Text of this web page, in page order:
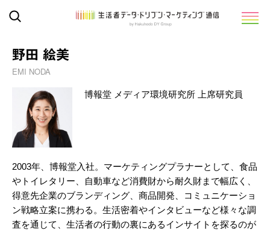
野田 絵美
EMI NODA
博報堂 メディア環境研究所 上席研究員
2003年、博報堂入社。マーケティングプラナーとして、食品
やトイレタリー、自動車など消費財から耐久財まで幅広く、
得意先企業のブランディング、商品開発、コミュニケーショ
ン戦略立案に携わる。生活密着やインタビューなど様々な調
査を通じて、生活者の行動の裏にあるインサイトを探るのが